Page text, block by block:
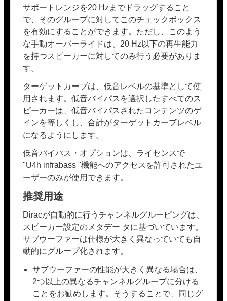
サポートレンジを20 Hzまでドラッグすること
で、そのグループに対してこのチェックボックス
を有効にすることができます。ただし、このよう
な手動オーバーライドは、20 Hz以下の再生能力
を持つスピーカーに対してのみ行う必要がありま
す。
ターゲットカーブは、低音レベルの基準として使
用されます。低音バイパスを選択したすべてのス
ピーカーは、低音バイパスされたコンテンツのゲ
インを等しくし、合計がターゲットカーブレベル
になるようにします。
低音バイパス・オプションは、ライセンスで
"U4h infrabass "機能へのアクセスを許可されたユ
ーザーのみが使用できます。
推奨用途
Diracが自動的に行うチャンネルグルーピングは、
スピーカー設定のメタデー タに基づいています。
サブウーファーは仕様が大きく異なっていても自
動的にグループ化されます。
サブウーファーの性能が大きく異なる場合は、
2つ以上の異なるチャンネルグループに分ける
ことをお勧めします。そうすることで、同じグ